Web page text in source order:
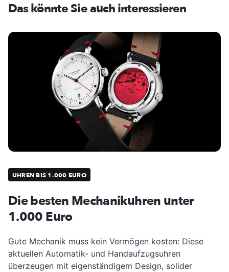
Das könnte Sie auch interessieren
UHREN BIS 1.000 EURO
Die besten Mechanikuhren unter
1.000 Euro
Gute Mechanik muss kein Vermögen kosten: Diese
aktuellen Automatik- und Handaufzugsuhren
überzeugen mit eigenständigem Design, solider